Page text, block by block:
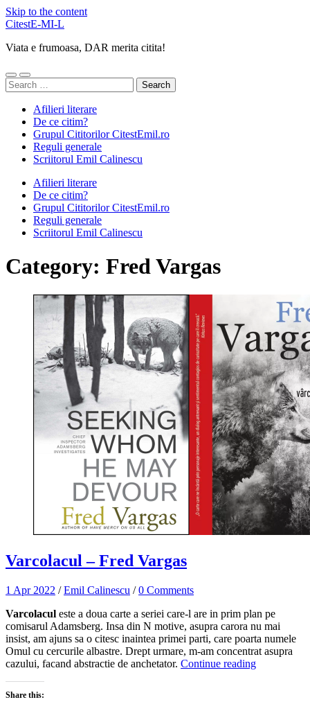
Skip to the content
CitestE-MI-L
Viata e frumoasa, DAR merita citita!
Toggle
mobile
Toggle
search
Search
for:
Afilieri literare
De ce citim?
Grupul Cititorilor CitestEmil.ro
Reguli generale
Scriitorul Emil Calinescu
Afilieri literare
De ce citim?
Grupul Cititorilor CitestEmil.ro
Reguli generale
Scriitorul Emil Calinescu
Category: Fred Vargas
Varcolacul – Fred Vargas
1 Apr 2022 /Emil Calinescu /0 Comments
Varcolacul este a doua carte a seriei care-l are in prim plan pe
comisarul Adamsberg. Insa din N motive, asupra carora nu mai
insist, am ajuns sa o citesc inaintea primei parti, care poarta numele
Omul cu cercurile albastre. Drept urmare, m-am concentrat asupra
cazului, facand abstractie de anchetator. Continue reading
Share this: